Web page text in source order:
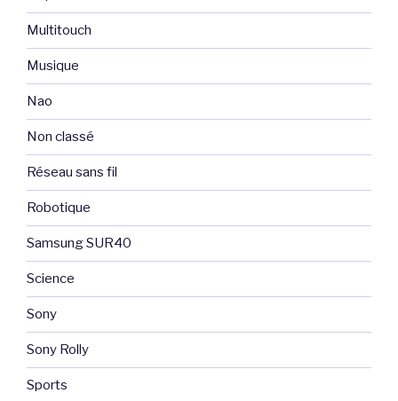
Multitouch
Musique
Nao
Non classé
Réseau sans fil
Robotique
Samsung SUR40
Science
Sony
Sony Rolly
Sports